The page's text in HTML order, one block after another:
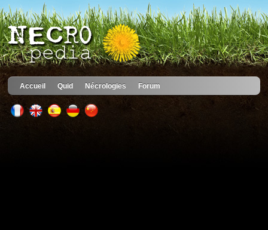
Accueil Quid Nécrologies Forum